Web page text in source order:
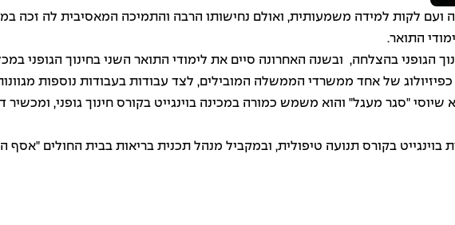
ועם לקות למידה משמעותית, ואולם נחישותו הרבה והתמיכה המאסיבית לה זכה
התואר.
הגופני בהצלחה, ובשנה האחרונה סיים את לימודי התואר השני בחינוך הגופני
של אחד ממשרדי הממשלה המובילים, לצד עבודות בעבודות נוספות
שיוסי "סגר מעגל" והוא משמש כמורה במכינה בוינגייט בקורס חינוך גופני,
בקורס תנועה טיפולית, ובמקביל מנהל תכנית בריאות בבית החולים "אסף